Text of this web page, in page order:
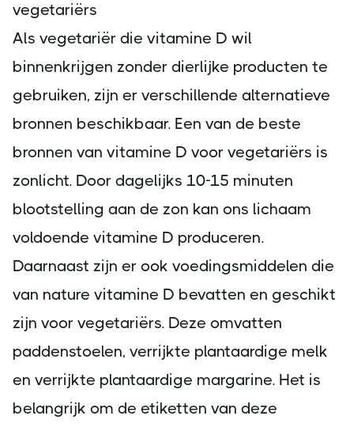
vegetariërs
Als vegetariër die vitamine D wil
binnenkrijgen zonder dierlijke producten te
gebruiken, zijn er verschillende alternatieve
bronnen beschikbaar. Een van de beste
bronnen van vitamine D voor vegetariërs is
zonlicht. Door dagelijks 10-15 minuten
blootstelling aan de zon kan ons lichaam
voldoende vitamine D produceren.
Daarnaast zijn er ook voedingsmiddelen die
van nature vitamine D bevatten en geschikt
zijn voor vegetariërs. Deze omvatten
paddenstoelen, verrijkte plantaardige melk
en verrijkte plantaardige margarine. Het is
belangrijk om de etiketten van deze